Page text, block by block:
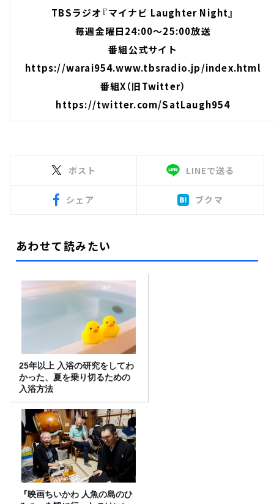
TBSラジオ『マイナビ Laughter Night』
毎週金曜日24:00～25:00放送
番組公式サイト
https://warai954.www.tbsradio.jp/index.html
番組X（旧Twitter）
https://twitter.com/SatLaugh954
ポスト LINEで送る
シェア ブクマ
あわせて読みたい
25年以上 入浴の研究をしてわ
かった、夏を乗り切るための
入浴方法
『映画ちいかわ 人魚の島のひ